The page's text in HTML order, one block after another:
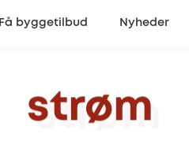
Få byggetilbud Nyheder
strøm